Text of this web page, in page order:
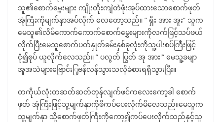
သူ၏စောက်မွှေးများ ကျိုးတိုးကျဲတဲဖုံးအုပ်ထားသောစောက်ဖုတ်
အုံကြီးကိုမျက်နှာအပ်လိုက် လေတော့သည်။ ” ရှီး အား အူး” သူက
မေသူ၏လိမ်ကောက်ကောက်စောက်မွှေးများကိုလက်ဖြင့်သပ်ဖယ်
လိုက်ပြီးမေသူစောက်ပတ်နှုတ်ခမ်းနှစ်ခုလုံးကိုသူ့ပါးစပ်ကြီးဖြင့်
ငုံ၍စုပ် ယူလိုက်လေသည်။ ” ပလွတ် ပြွတ် အု အား'” မေသူ့ခမျာ
အူအသဲများဗြောင်းြှဗန်လန်သွားသလိုခံစားရရှိသွားပြီး။
တကိုယ်လုံးတဆတ်ဆတ်တုန်လျက်ဖင်ကလေးကော့ခါ စောက်
ဖုတ် အုံကြီးဖြင့်သူ့မျက်နှာကိုဖိကပ်ပေးလိုက်မိလေသည်။မေသူက
သူ့မျက်နှာ သို့စောက်ဖုတ်ကြီးကိုကော့၍ကပ်ပေးလိုက်သည်နှင့်သူ